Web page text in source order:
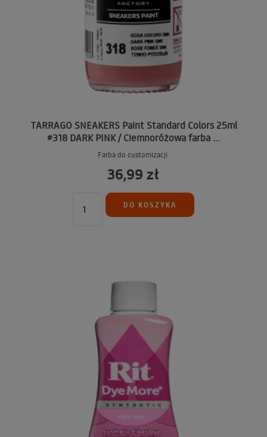
TARRAGO SNEAKERS Paint Standard Colors 25ml
#318 DARK PINK / Ciemnoróżowa farba ...
Farba do customizacji
36,99 zł
DO KOSZYKA